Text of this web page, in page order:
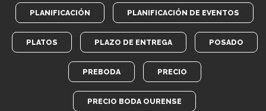
PLANIFICACIÓN PLANIFICACIÓN DE EVENTOS
PLATOS PLAZO DE ENTREGA POSADO
PREBODA PRECIO
PRECIO BODA OURENSE